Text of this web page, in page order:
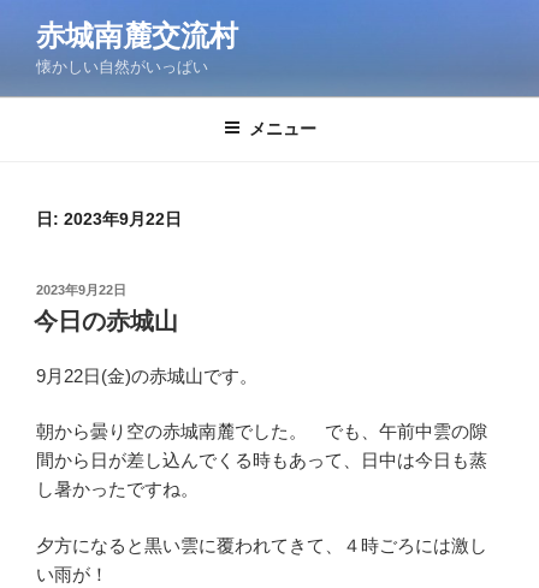
ン
赤城南麓交流村
懐かしい自然がいっぱい
メニュー
日: 2023年9月22日
投
稿
日:
2023年9月22日
今日の赤城山
9月22日(金)の赤城山です。
朝から曇り空の赤城南麓でした。 でも、午前中雲の隙
間から日が差し込んでくる時もあって、日中は今日も蒸
し暑かったですね。
夕方になると黒い雲に覆われてきて、４時ごろには激し
い雨が！